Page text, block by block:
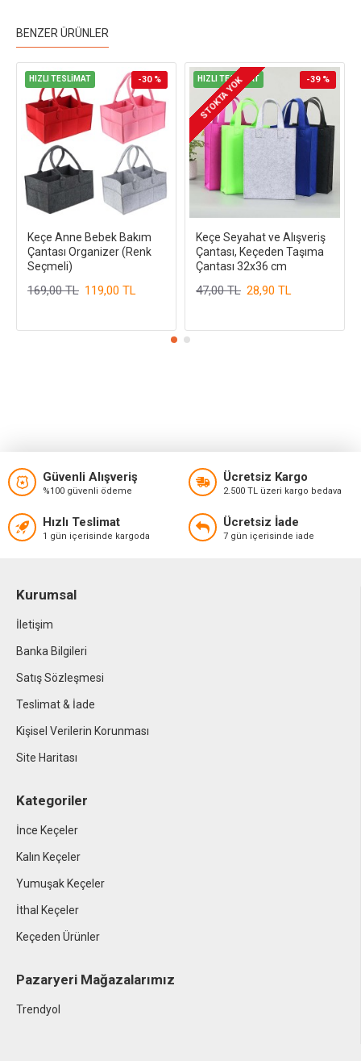
BENZER ÜRÜNLER
HIZLI TESLİMAT -30 %
Keçe Anne Bebek Bakım
Çantası Organizer (Renk
Seçmeli)
119,00 TL
169,00 TL
HIZLI TESLİMAT -39 %
STOKTA YOK
Keçe Seyahat ve Alışveriş
Çantası, Keçeden Taşıma
Çantası 32x36 cm
28,90 TL
47,00 TL
Güvenli Alışveriş
%100 güvenli ödeme
Ücretsiz Kargo
2.500 TL üzeri kargo bedava
Hızlı Teslimat
1 gün içerisinde kargoda
Ücretsiz İade
7 gün içerisinde iade
Kurumsal
İletişim
Banka Bilgileri
Satış Sözleşmesi
Teslimat & İade
Kişisel Verilerin Korunması
Site Haritası
Kategoriler
İnce Keçeler
Kalın Keçeler
Yumuşak Keçeler
İthal Keçeler
Keçeden Ürünler
Pazaryeri Mağazalarımız
Trendyol